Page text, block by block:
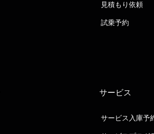
見積もり依頼
試乗予約
サービス
サービス入庫予